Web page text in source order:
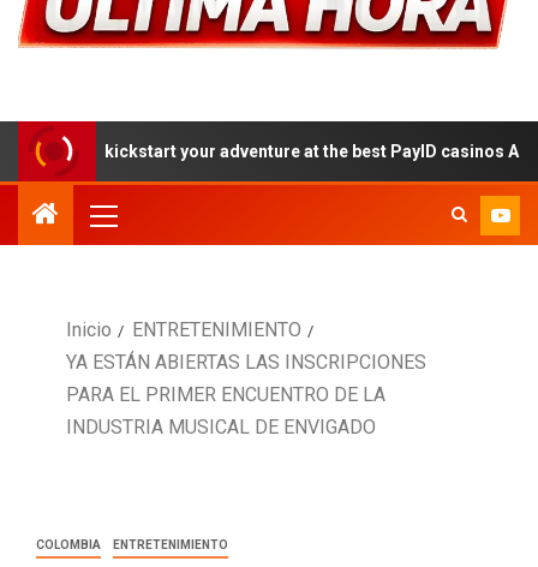
your adventure at the best PayID casinos Australia 2026: a
Inicio
ENTRETENIMIENTO
YA ESTÁN ABIERTAS LAS INSCRIPCIONES
PARA EL PRIMER ENCUENTRO DE LA
INDUSTRIA MUSICAL DE ENVIGADO
COLOMBIA ENTRETENIMIENTO